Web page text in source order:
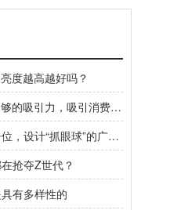
度越高越好吗？
LED广告机具有足够的吸引力，吸引消费者目光
如何整合小区广告位，设计“抓眼球”的广告，让人到处都能看到你
抢夺Z世代？
有多样性的